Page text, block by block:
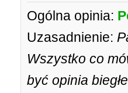
Ogólna opinia:
Uzasadnienie:
Wszystko co
być opinia